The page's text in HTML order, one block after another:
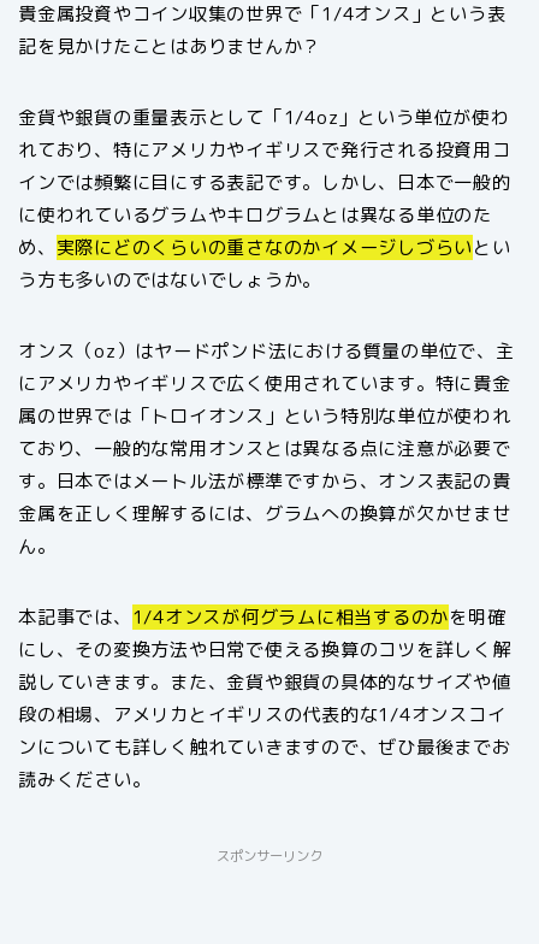
貴金属投資やコイン収集の世界で「1/4オンス」という表
記を見かけたことはありませんか？
金貨や銀貨の重量表示として「1/4oz」という単位が使わ
れており、特にアメリカやイギリスで発行される投資用コ
インでは頻繁に目にする表記です。しかし、日本で一般的
に使われているグラムやキログラムとは異なる単位のた
め、 実際にどのくらいの重さなのかイメージしづらいとい
う方も多いのではないでしょうか。
オンス（oz）はヤードポンド法における質量の単位で、主
にアメリカやイギリスで広く使用されています。特に貴金
属の世界では「トロイオンス」という特別な単位が使われ
ており、一般的な常用オンスとは異なる点に注意が必要で
す。日本ではメートル法が標準ですから、オンス表記の貴
金属を正しく理解するには、グラムへの換算が欠かせませ
ん。
本記事では、 1/4オンスが何グラムに相当するのかを明確
にし、その変換方法や日常で使える換算のコツを詳しく解
説していきます。また、金貨や銀貨の具体的なサイズや値
段の相場、アメリカとイギリスの代表的な1/4オンスコイ
ンについても詳しく触れていきますので、ぜひ最後までお
読みください。
スポンサーリンク